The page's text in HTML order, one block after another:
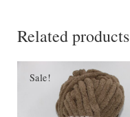
Related products
Sale!